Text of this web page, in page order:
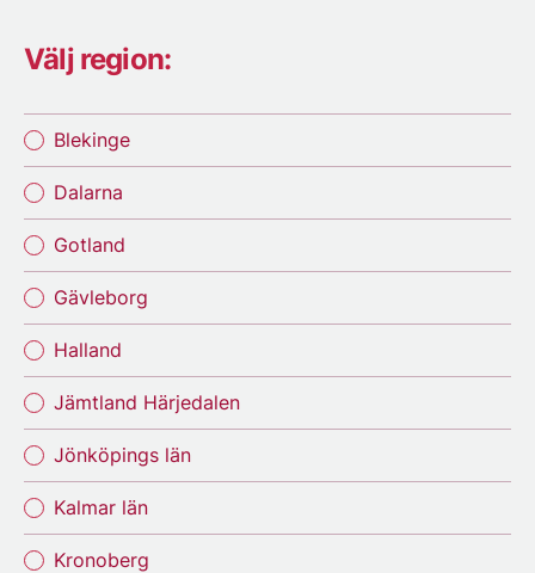
Välj region:
Blekinge
Dalarna
Gotland
Gävleborg
Halland
Jämtland Härjedalen
Jönköpings län
Kalmar län
Kronoberg